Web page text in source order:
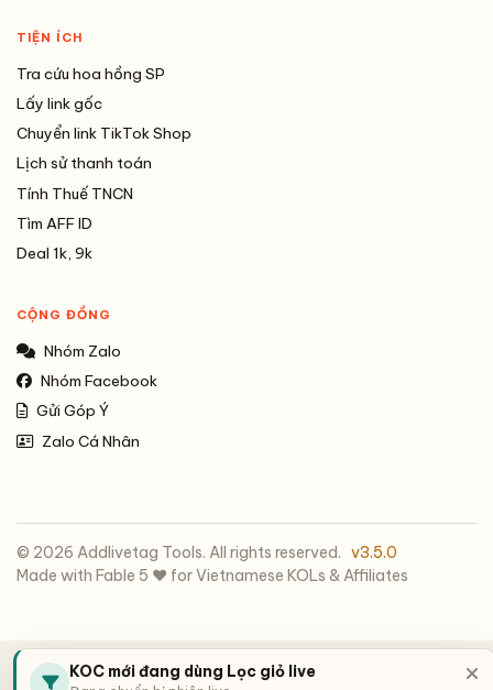
TIỆN ÍCH
Tra cứu hoa hồng SP
Lấy link gốc
Chuyển link TikTok Shop
Lịch sử thanh toán
Tính Thuế TNCN
Tìm AFF ID
Deal 1k, 9k
CỘNG ĐỒNG
Nhóm Zalo
Nhóm Facebook
Gửi Góp Ý
Zalo Cá Nhân
© 2026 Addlivetag Tools. All rights reserved. v3.5.0
Made with Fable 5 ❤️ for Vietnamese KOLs & Affiliates
KOC mới đang dùng Lọc giỏ live